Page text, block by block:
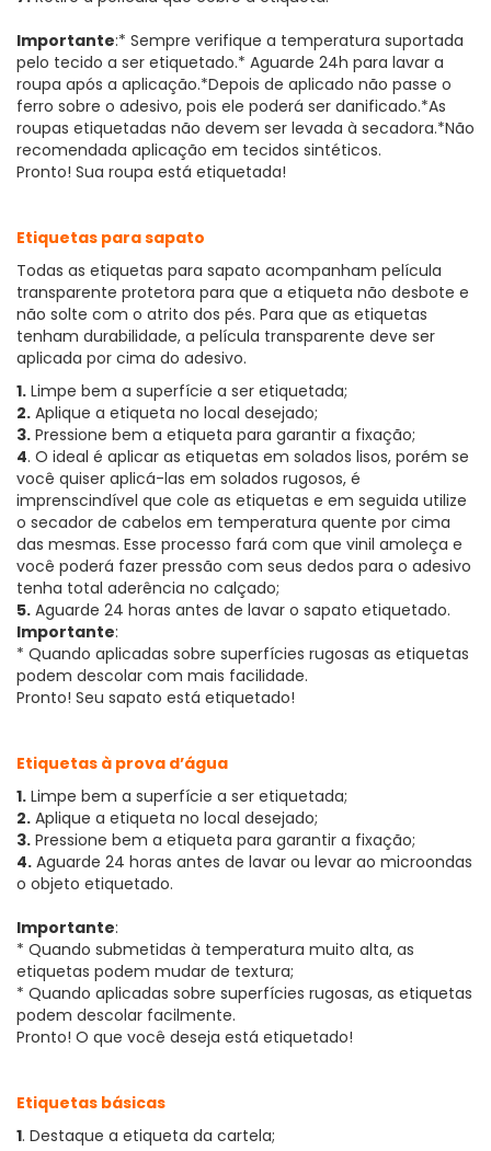
Importante:* Sempre verifique a temperatura suportada
pelo tecido a ser etiquetado.* Aguarde 24h para lavar a
roupa após a aplicação.*Depois de aplicado não passe o
ferro sobre o adesivo, pois ele poderá ser danificado.*As
roupas etiquetadas não devem ser levada à secadora.*Não
recomendada aplicação em tecidos sintéticos.
Pronto! Sua roupa está etiquetada!
Etiquetas para sapato
Todas as etiquetas para sapato acompanham película
transparente protetora para que a etiqueta não desbote e
não solte com o atrito dos pés. Para que as etiquetas
tenham durabilidade, a película transparente deve ser
aplicada por cima do adesivo.
1. Limpe bem a superfície a ser etiquetada;
2. Aplique a etiqueta no local desejado;
3. Pressione bem a etiqueta para garantir a fixação;
4. O ideal é aplicar as etiquetas em solados lisos, porém se
você quiser aplicá-las em solados rugosos, é
imprenscindível que cole as etiquetas e em seguida utilize
o secador de cabelos em temperatura quente por cima
das mesmas. Esse processo fará com que vinil amoleça e
você poderá fazer pressão com seus dedos para o adesivo
tenha total aderência no calçado;
5. Aguarde 24 horas antes de lavar o sapato etiquetado.
Importante:
* Quando aplicadas sobre superfícies rugosas as etiquetas
podem descolar com mais facilidade.
Pronto! Seu sapato está etiquetado!
Etiquetas à prova d’água
1. Limpe bem a superfície a ser etiquetada;
2. Aplique a etiqueta no local desejado;
3. Pressione bem a etiqueta para garantir a fixação;
4. Aguarde 24 horas antes de lavar ou levar ao microondas
o objeto etiquetado.
Importante:
* Quando submetidas à temperatura muito alta, as
etiquetas podem mudar de textura;
* Quando aplicadas sobre superfícies rugosas, as etiquetas
podem descolar facilmente.
Pronto! O que você deseja está etiquetado!
Etiquetas básicas
1. Destaque a etiqueta da cartela;